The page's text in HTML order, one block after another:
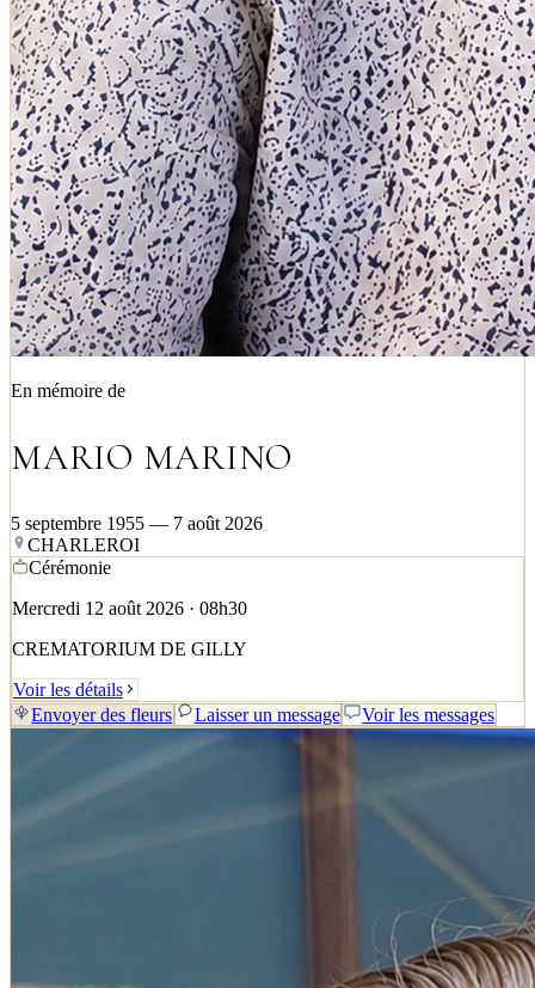
En mémoire de
MARIO MARINO
5 septembre 1955 — 7 août 2026
CHARLEROI
Cérémonie
Mercredi 12 août 2026 · 08h30
CREMATORIUM DE GILLY
Voir les détails
Envoyer des fleurs
Laisser un message Voir les messages